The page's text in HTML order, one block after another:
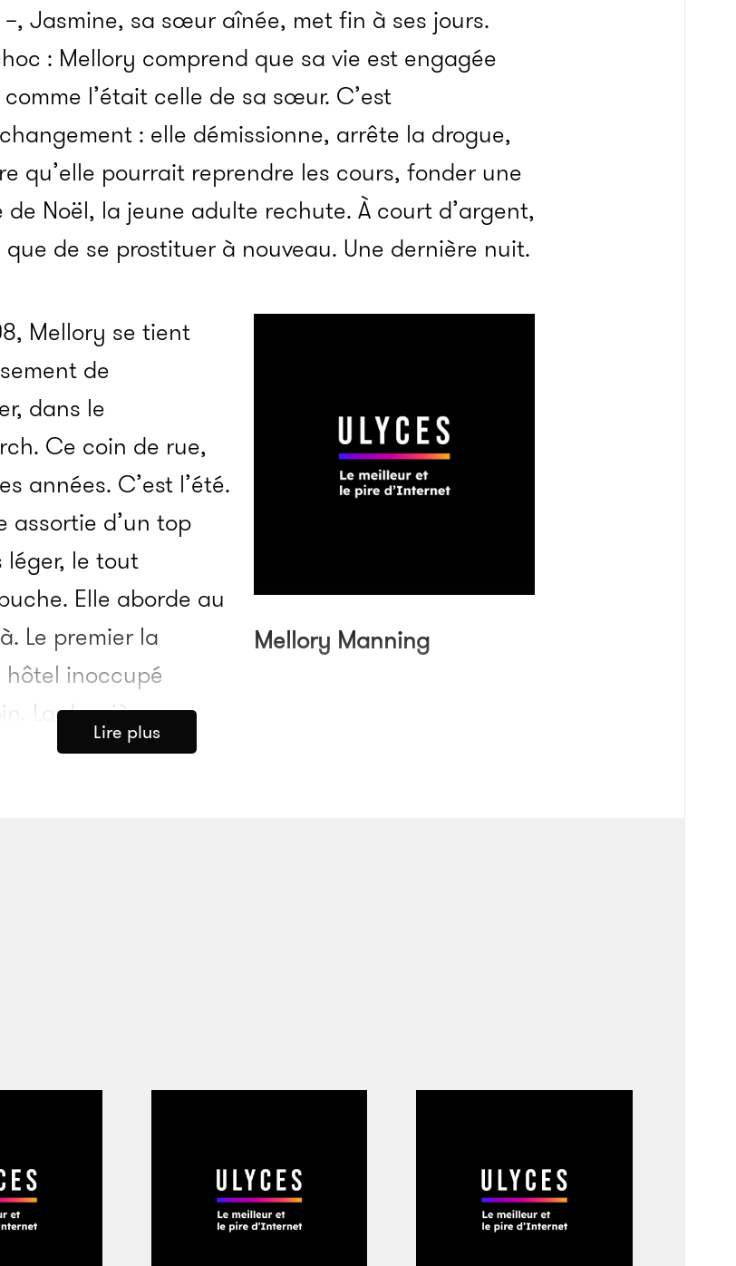
–, Jasmine, sa sœur aînée, met fin à ses jours.
: Mellory comprend que sa vie est engagée
l’était celle de sa sœur. C’est
: elle démissionne, arrête la drogue,
qu’elle pourrait reprendre les cours, fonder une
Noël, la jeune adulte rechute. À court d’argent,
de se prostituer à nouveau. Une dernière nuit.
Mellory Manning
Mellory se tient
de
dans le
Ce coin de rue,
années. C’est l’été.
assortie d’un top
léger, le tout
Elle aborde au
Le premier la
inoccupé
La deuxième
heures, sur un autre parking à proximité.
plaisir.
est l’inspecteur Greg Williams, un homme
qui porte des lunettes de soleil panoramiques.
Lire plus